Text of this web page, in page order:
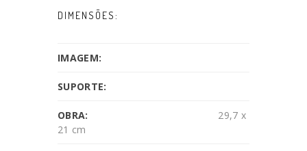
DIMENSÕES:
IMAGEM:
SUPORTE:
OBRA:
29,7 x
21 cm